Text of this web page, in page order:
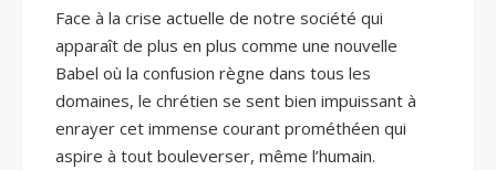
Face à la crise actuelle de notre société qui
apparaît de plus en plus comme une nouvelle
Babel où la confusion règne dans tous les
domaines, le chrétien se sent bien impuissant à
enrayer cet immense courant prométhéen qui
aspire à tout bouleverser, même l’humain.